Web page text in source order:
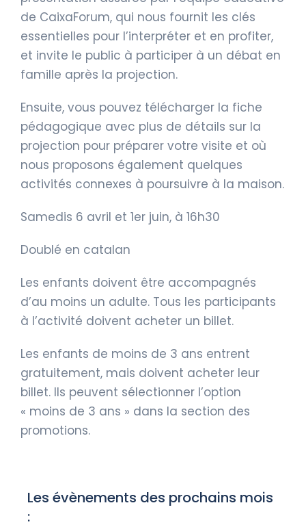
de CaixaForum, qui nous fournit les clés
essentielles pour l’interpréter et en profiter,
et invite le public à participer à un débat en
famille après la projection.
Ensuite, vous pouvez télécharger la fiche
pédagogique avec plus de détails sur la
projection pour préparer votre visite et où
nous proposons également quelques
activités connexes à poursuivre à la maison.
Samedis 6 avril et 1er juin, à 16h30
Doublé en catalan
Les enfants doivent être accompagnés
d’au moins un adulte. Tous les participants
à l’activité doivent acheter un billet.
Les enfants de moins de 3 ans entrent
gratuitement, mais doivent acheter leur
billet. Ils peuvent sélectionner l’option
« moins de 3 ans » dans la section des
promotions.
Les évènements des prochains mois
: